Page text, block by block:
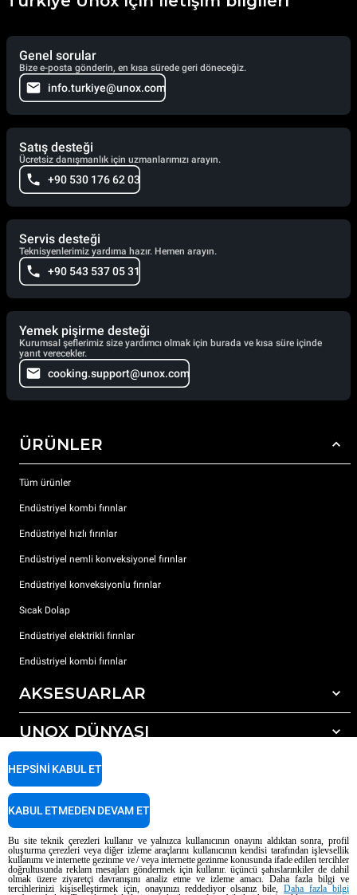
Genel sorular
Bize e-posta gönderin, en kısa sürede geri döneceğiz.
info.turkiye@unox.com
Satış desteği
Ücretsiz danışmanlık için uzmanlarımızı arayın.
+90 530 176 62 03
Servis desteği
Teknisyenlerimiz yardıma hazır. Hemen arayın.
+90 543 537 05 31
Yemek pişirme desteği
Kurumsal şeflerimiz size yardımcı olmak için burada ve kısa süre içinde
yanıt verecekler.
cooking.support@unox.com
ÜRÜNLER
Tüm ürünler
Endüstriyel kombi fırınlar
Endüstriyel hızlı fırınlar
Endüstriyel nemli konveksiyonel fırınlar
Endüstriyel konveksiyonlu fırınlar
Sıcak Dolap
Endüstriyel elektrikli fırınlar
Endüstriyel kombi fırınlar
AKSESUARLAR
Tüm aksesuarlar
Otomatik yıkama için deterjanlar
Elle yıkama için deterjanlar
Reçine filtrelerle su arıtma
UNOX DÜNYASI
Dünyadaki ofislerimizx
DESTEK
Unox garanti
Servis Bulucu
AI Content Disclaimer Privacy policy Cookie policy
Bu site teknik çerezleri kullanır ve yalnızca kullanıcının onayını aldıktan sonra, profil
oluşturma çerezleri veya diğer izleme araçlarını kullanıcının kendisi tarafından işlevsellik
kullanımı ve internette gezinme ve / veya internette gezinme konusunda ifade edilen tercihler
doğrultusunda reklam mesajları göndermek için kullanır. üçüncü şahıslarınkiler de dahil
olmak üzere ziyaretçi davranışını analiz etme ve izleme amacı. Daha fazla bilgi ve
tercihlerinizi kişiselleştirmek için, onayınızı reddediyor olsanız bile,Daha fazla bilgi
HEPSINI KABUL ET
KABUL ETMEDEN DEVAM ET